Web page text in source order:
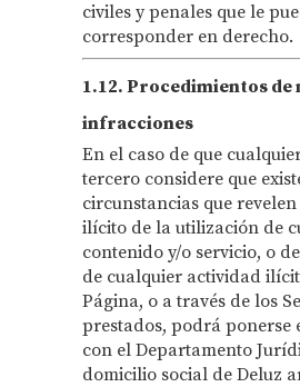
civiles y penales que le
corresponder en derecho.
1.12. Procedimientos
infracciones
En el caso de que
tercero considere que
circunstancias que
ilícito de la utilización de
contenido y/o servicio, o
de cualquier actividad
Página, o a través de los
prestados, podrá ponerse
con el Departamento
domicilio social de Deluz